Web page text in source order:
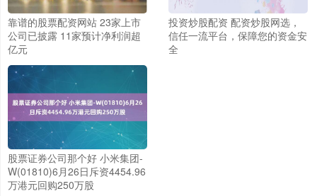
靠谱的股票配资网站 23家上市
公司已披露 11家预计净利润超
亿元
投资炒股配资 配资炒股网选，
信任一流平台，保障您的资金安
全
股票证券公司那个好 小米集团-
W(01810)6月26日斥资4454.96
万港元回购250万股